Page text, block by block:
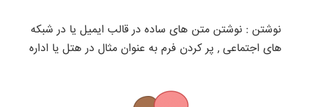
نوشتن : نوشتن متن های ساده در قالب ایمیل یا در شبکه
های اجتماعی , پر کردن فرم به عنوان مثال در هتل یا اداره